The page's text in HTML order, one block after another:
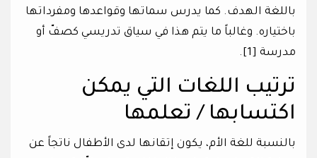
باللغة الهدف. كما يدرس سماتها وقواعدها ومفرداتها
باختياره. وغالباً ما يتم هذا في سياق تدريسي كصفّ أو
مدرسة [1].
ترتيب اللغات التي يمكن
اكتسابها / تعلمها
بالنسبة للغة الأم، يكون إتقانها لدى الأطفال ناتجاً عن